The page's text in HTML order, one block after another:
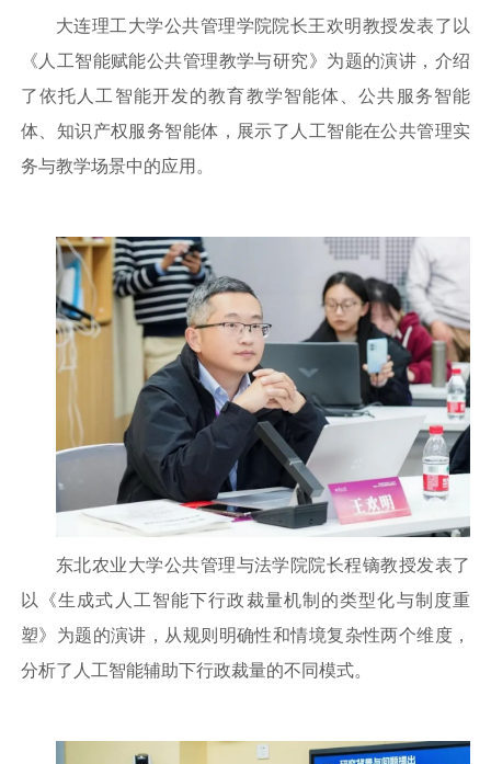
大连理工大学公共管理学院院长王欢明教授发表了以
《人工智能赋能公共管理教学与研究》为题的演讲，介绍
了依托人工智能开发的教育教学智能体、公共服务智能
体、知识产权服务智能体，展示了人工智能在公共管理实
务与教学场景中的应用。
东北农业大学公共管理与法学院院长程镝教授发表了
以《生成式人工智能下行政裁量机制的类型化与制度重
塑》为题的演讲，从规则明确性和情境复杂性两个维度，
分析了人工智能辅助下行政裁量的不同模式。